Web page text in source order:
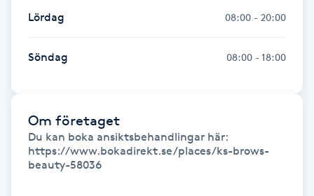
Kiropraktik
Klangmassage
Klippning
Klippning & Slingor
Klippning ungdom
Lördag 08:00 - 20:00
Söndag 08:00 - 18:00
Om företaget
Du kan boka ansiktsbehandlingar här:
https://www.bokadirekt.se/places/ks-brows-
beauty-58036